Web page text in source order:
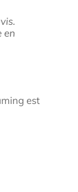
en
est